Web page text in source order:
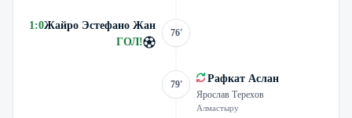
1:0Жайро Эстефано Жан
ГОЛ!
76'
79' Рафкат Аслан
Ярослав Терехов
Алмастыру